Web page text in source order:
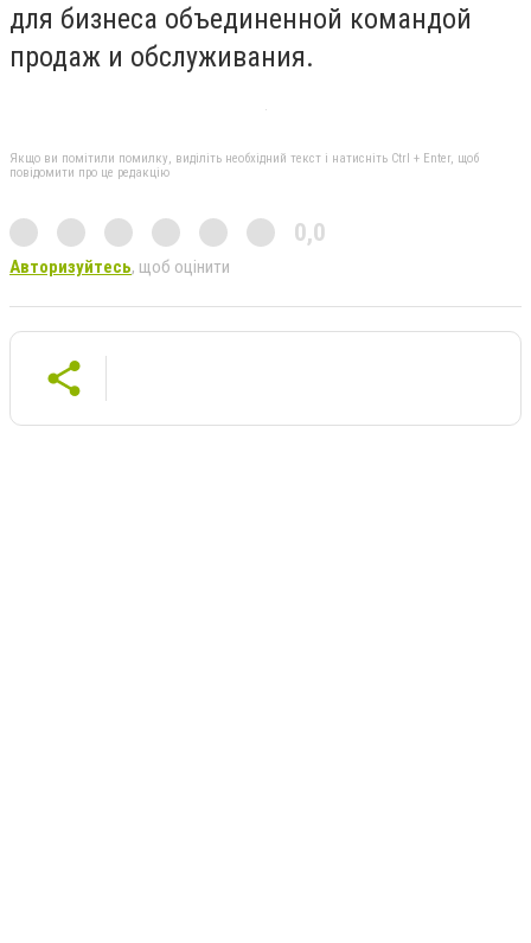
для бизнеса объединенной командой
продаж и обслуживания.
Якщо ви помітили помилку, виділіть необхідний текст і натисніть Ctrl + Enter, щоб
повідомити про це редакцію
0,0
Авторизуйтесь, щоб оцінити